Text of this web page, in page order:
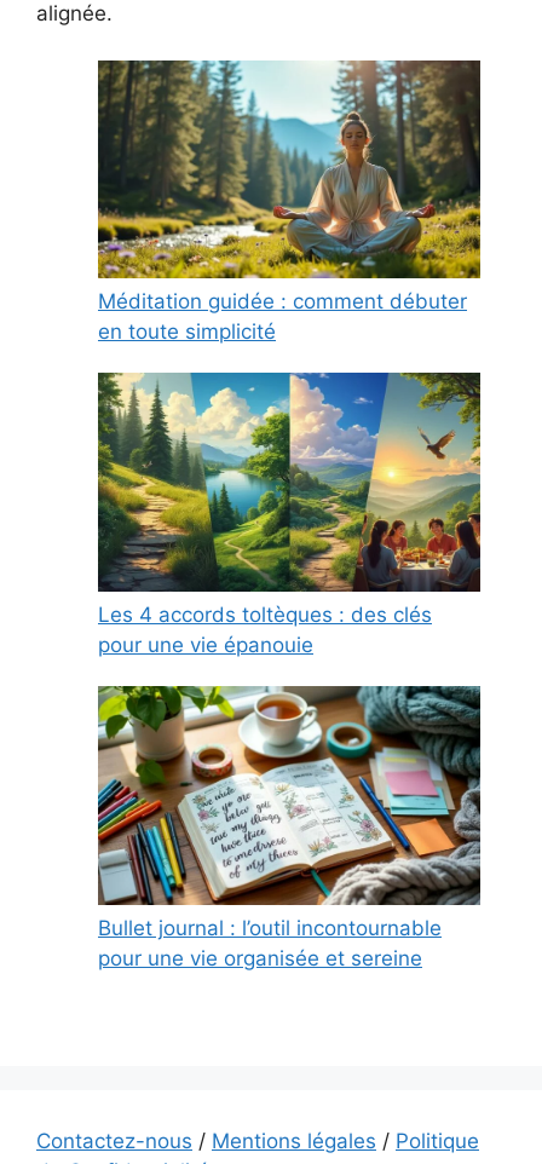
alignée.
Méditation guidée : comment débuter
en toute simplicité
Les 4 accords toltèques : des clés
pour une vie épanouie
Bullet journal : l’outil incontournable
pour une vie organisée et sereine
Contactez-nous / Mentions légales / Politique